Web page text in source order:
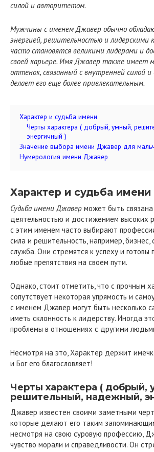
силой и авторитетом.
Мужчины с именем Джавер обычно
энергией, решительностью и лидерскими
часто становятся великими лидерами и
своей карьере. Имя Джавер также имеет
оттенок, связанный с внутренней силой и
делает его еще более привлекательным.
Характер и судьба имени
Черты характера ( добрый, умный,
энергичный )
Значение выбора имени Джавер для
Нумерология имени Джавер
Характер и судьба имени
Судьба имени Джавер может быть
деятельностью и достижением высоких
с этим именем часто выбирают
сила и решительность, например, бизнес,
служба. Они стремятся к успеху и готовы
любые препятствия на своем пути.
Однако, стоит отметить, что с прочным
сопутствует некоторая упрямость и
с именем Джавер могут быть несколько
иметь склонность к лидерству. Иногда
проблемы в отношениях с другими
Несмотря на это, Характер держит
и Бог его благословляет!
Черты характера ( добрый,
решительный, надежный,
Джавер известен своими заметными
которые делают его таким
несмотря на свою суровую профессию,
чувство морали и справедливости. Он